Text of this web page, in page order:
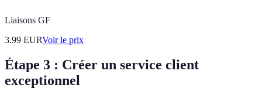
Liaisons GF
3.99 EURVoir le prix
Étape 3 : Créer un service client
exceptionnel